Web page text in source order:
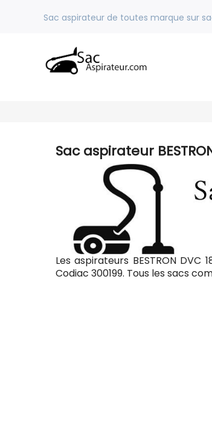
Sac aspirateur de toutes marque sur
Sac aspirateur
Les aspirateurs BESTRON
Codiac 300199. Tous les sacs